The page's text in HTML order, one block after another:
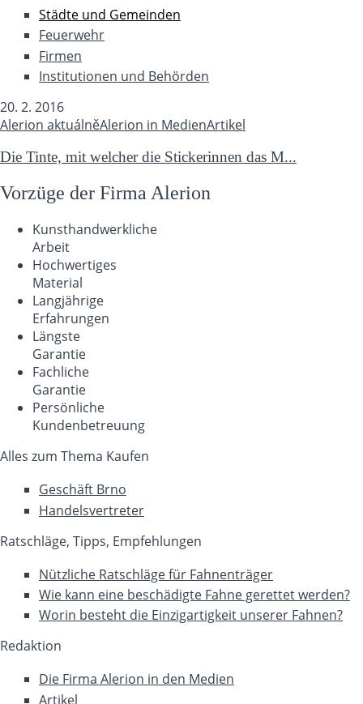
Städte und Gemeinden
Feuerwehr
Firmen
Institutionen und Behörden
20. 2. 2016
Alerion aktuálněAlerion in MedienArtikel
Die Tinte, mit welcher die Stickerinnen das M...
Vorzüge der Firma Alerion
Kunsthandwerkliche
Arbeit
Hochwertiges
Material
Langjährige
Erfahrungen
Längste
Garantie
Fachliche
Garantie
Persönliche
Kundenbetreuung
Alles zum Thema Kaufen
Geschäft Brno
Handelsvertreter
Ratschläge, Tipps, Empfehlungen
Nützliche Ratschläge für Fahnenträger
Wie kann eine beschädigte Fahne gerettet werden?
Worin besteht die Einzigartigkeit unserer Fahnen?
Redaktion
Die Firma Alerion in den Medien
Artikel